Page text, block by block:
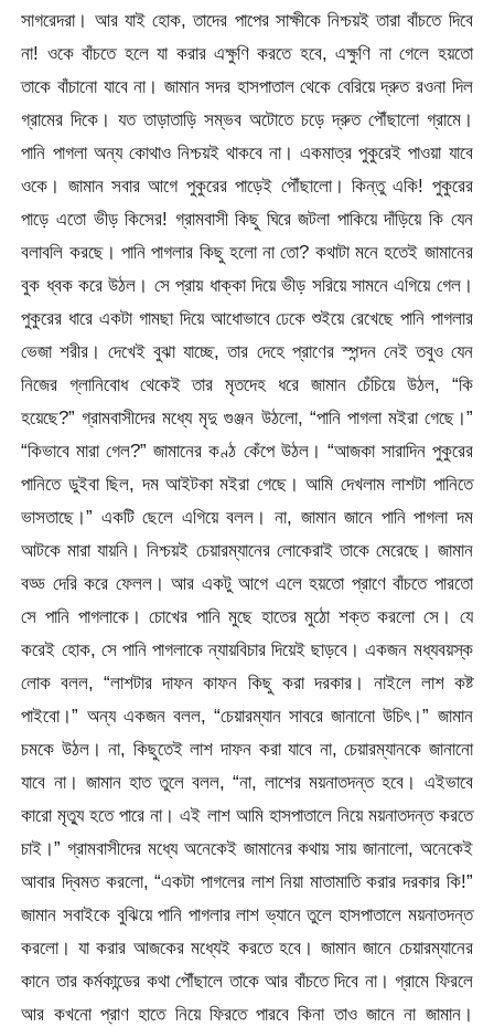
সাগরেদরা। আর যাই হোক, তাদের পাপের সাক্ষীকে নিশ্চয়ই তারা বাঁচতে দিবে
না! ওকে বাঁচতে হলে যা করার এক্ষুণি করতে হবে, এক্ষুণি না গেলে হয়তো
তাকে বাঁচানো যাবে না। জামান সদর হাসপাতাল থেকে বেরিয়ে দ্রুত রওনা দিল
গ্রামের দিকে। যত তাড়াতাড়ি সম্ভব অটোতে চড়ে দ্রুত পৌঁছালো গ্রামে।
পানি পাগলা অন্য কোথাও নিশ্চয়ই থাকবে না। একমাত্র পুকুরেই পাওয়া যাবে
ওকে। জামান সবার আগে পুকুরের পাড়েই পৌঁছালো। কিন্তু একি! পুকুরের
পাড়ে এতো ভীড় কিসের! গ্রামবাসী কিছু ঘিরে জটলা পাকিয়ে দাঁড়িয়ে কি যেন
বলাবলি করছে। পানি পাগলার কিছু হলো না তো? কথাটা মনে হতেই জামানের
বুক ধ্বক করে উঠল। সে প্রায় ধাক্কা দিয়ে ভীড় সরিয়ে সামনে এগিয়ে গেল।
পুকুরের ধারে একটা গামছা দিয়ে আধোভাবে ঢেকে শুইয়ে রেখেছে পানি পাগলার
ভেজা শরীর। দেখেই বুঝা যাচ্ছে, তার দেহে প্রাণের স্পন্দন নেই তবুও যেন
নিজের গ্লানিবোধ থেকেই তার মৃতদেহ ধরে জামান চেঁচিয়ে উঠল, “কি
হয়েছে?” গ্রামবাসীদের মধ্যে মৃদু গুঞ্জন উঠলো, “পানি পাগলা মইরা গেছে।”
“কিভাবে মারা গেল?” জামানের কণ্ঠ কেঁপে উঠল। “আজকা সারাদিন পুকুরের
পানিতে ডুইবা ছিল, দম আইটকা মইরা গেছে। আমি দেখলাম লাশটা পানিতে
ভাসতাছে।” একটি ছেলে এগিয়ে বলল। না, জামান জানে পানি পাগলা দম
আটকে মারা যায়নি। নিশ্চয়ই চেয়ারম্যানের লোকেরাই তাকে মেরেছে। জামান
বড্ড দেরি করে ফেলল। আর একটু আগে এলে হয়তো প্রাণে বাঁচতে পারতো
সে পানি পাগলাকে। চোখের পানি মুছে হাতের মুঠো শক্ত করলো সে। যে
করেই হোক, সে পানি পাগলাকে ন্যায়বিচার দিয়েই ছাড়বে। একজন মধ্যবয়স্ক
লোক বলল, “লাশটার দাফন কাফন কিছু করা দরকার। নাইলে লাশ কষ্ট
পাইবো।” অন্য একজন বলল, “চেয়ারম্যান সাবরে জানানো উচিৎ।” জামান
চমকে উঠল। না, কিছুতেই লাশ দাফন করা যাবে না, চেয়ারম্যানকে জানানো
যাবে না। জামান হাত তুলে বলল, “না, লাশের ময়নাতদন্ত হবে। এইভাবে
কারো মৃত্যু হতে পারে না। এই লাশ আমি হাসপাতালে নিয়ে ময়নাতদন্ত করতে
চাই।” গ্রামবাসীদের মধ্যে অনেকেই জামানের কথায় সায় জানালো, অনেকেই
আবার দ্বিমত করলো, “একটা পাগলের লাশ নিয়া মাতামাতি করার দরকার কি!”
জামান সবাইকে বুঝিয়ে পানি পাগলার লাশ ভ্যানে তুলে হাসপাতালে ময়নাতদন্ত
করলো। যা করার আজকের মধ্যেই করতে হবে। জামান জানে চেয়ারম্যানের
কানে তার কর্মকান্ডের কথা পৌঁছালে তাকে আর বাঁচতে দিবে না। গ্রামে ফিরলে
আর কখনো প্রাণ হাতে নিয়ে ফিরতে পারবে কিনা তাও জানে না জামান।